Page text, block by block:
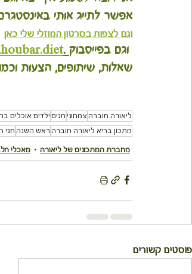
אפשר לתייג אותי
וגם לצפות בסרטון המוזלי שלי כאן
וגם בפייסבוק .
שאלות, שיתופים, הצעות
ליאורה חוברה צמחוני חגים ילדים אוכלים
מתכון בריא ליאורה חוברה ראש השנה חגי
מחברת המתכונים של ליאורה מאכלי
פוסטים קשורים